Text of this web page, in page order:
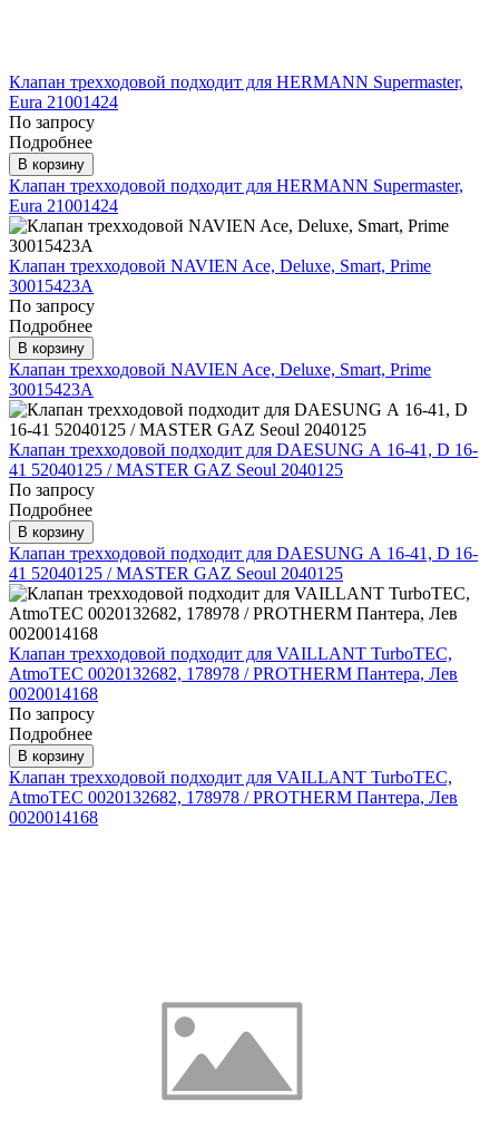
Клапан трехходовой подходит для HERMANN Supermaster,
Eura 21001424
По запросу
Подробнее
В корзину
Клапан трехходовой подходит для HERMANN Supermaster,
Eura 21001424
Клапан трехходовой NAVIEN Ace, Deluxe, Smart, Prime
30015423А
По запросу
Подробнее
В корзину
Клапан трехходовой NAVIEN Ace, Deluxe, Smart, Prime
30015423А
Клапан трехходовой подходит для DAESUNG А 16-41, D 16-
41 52040125 / MASTER GAZ Seoul 2040125
По запросу
Подробнее
В корзину
Клапан трехходовой подходит для DAESUNG А 16-41, D 16-
41 52040125 / MASTER GAZ Seoul 2040125
Клапан трехходовой подходит для VAILLANT TurboTEC,
AtmoTEC 0020132682, 178978 / PROTHERM Пантера, Лев
0020014168
По запросу
Подробнее
В корзину
Клапан трехходовой подходит для VAILLANT TurboTEC,
AtmoTEC 0020132682, 178978 / PROTHERM Пантера, Лев
0020014168